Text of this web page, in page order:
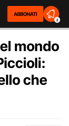
ABBONATI
2
mondo
che